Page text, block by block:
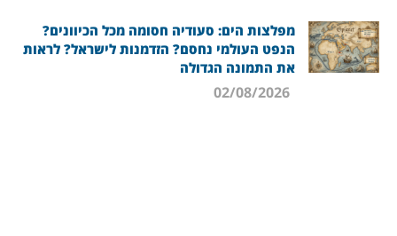
מפלצות הים: סעודיה חסומה מכל הכיוונים?
הנפט העולמי נחסם? הזדמנות לישראל? לראות
את התמונה הגדולה